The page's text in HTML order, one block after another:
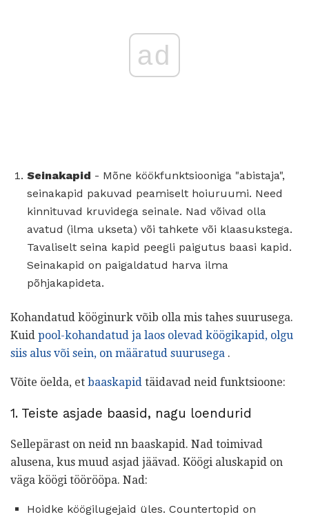
ad
Seinakapid - Mõne köökfunktsiooniga "abistaja",
seinakapid pakuvad peamiselt hoiuruumi. Need
kinnituvad kruvidega seinale. Nad võivad olla
avatud (ilma ukseta) või tahkete või klaasukstega.
Tavaliselt seina kapid peegli paigutus baasi kapid.
Seinakapid on paigaldatud harva ilma
põhjakapideta.
Kohandatud kööginurk võib olla mis tahes suurusega.
Kuid pool-kohandatud ja laos olevad köögikapid, olgu
siis alus või sein, on määratud suurusega .
Võite öelda, et baaskapid täidavad neid funktsioone:
1. Teiste asjade baasid, nagu loendurid
Sellepärast on neid nn baaskapid. Nad toimivad
alusena, kus muud asjad jäävad. Köögi aluskapid on
väga köögi töörööpa. Nad:
Hoidke köögilugejaid üles. Countertopid on